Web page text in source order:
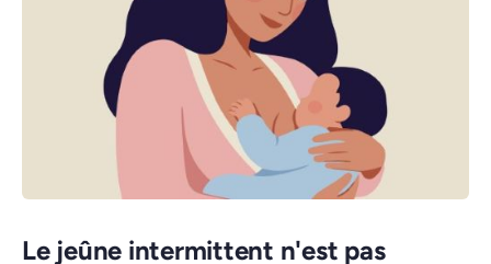
Le jeûne intermittent n'est pas